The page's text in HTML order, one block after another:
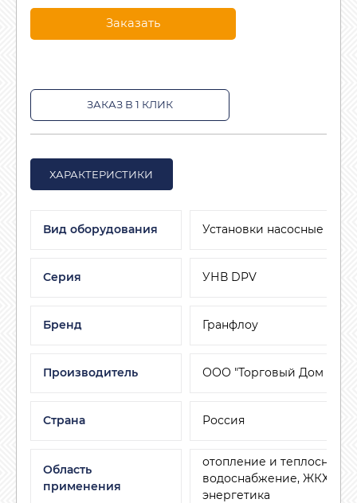
Заказать
ЗАКАЗ В 1 КЛИК
ХАРАКТЕРИСТИКИ
Вид оборудования Установки насосные
Серия УНВ DPV
Бренд Гранфлоу
Производитель ООО "Торговый Дом АДЛ"
Страна Россия
Область
применения
отопление и
водоснабжение, ЖКХ,
энергетика